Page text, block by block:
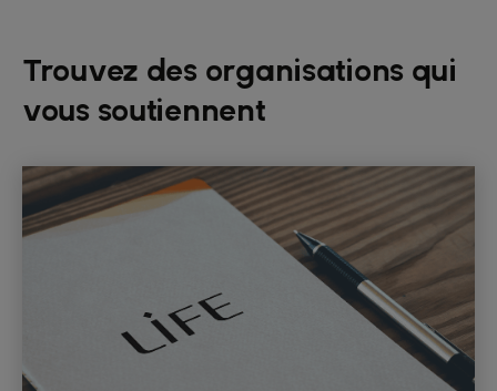
Trouvez des organisations qui
vous soutiennent